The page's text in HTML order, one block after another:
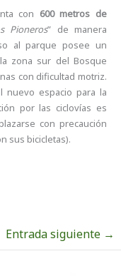
con 600 metros de
Pioneros” de manera
al parque posee un
zona sur del Bosque
con dificultad motriz.
nuevo espacio para la
por las ciclovías es
con precaución
sus bicicletas).
Entrada siguiente →